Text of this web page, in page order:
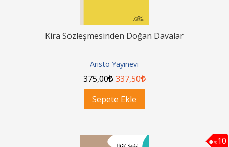
Kira Sözleşmesinden Doğan Davalar
Aristo Yayınevi
375,00 337,50
Sepete Ekle
%10